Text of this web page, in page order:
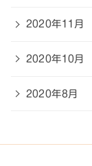
2020年11月
2020年10月
2020年8月